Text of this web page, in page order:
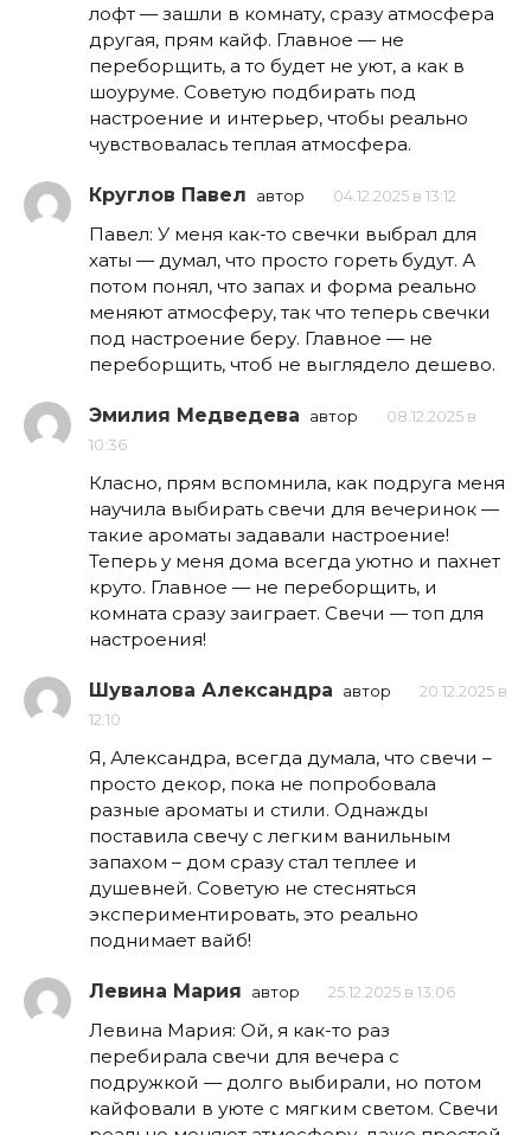
лофт — зашли в комнату, сразу атмосфера
другая, прям кайф. Главное — не
переборщить, а то будет не уют, а как в
шоуруме. Советую подбирать под
настроение и интерьер, чтобы реально
чувствовалась теплая атмосфера.
Круглов Павел автор 04.12.2025 в 13:12
Павел: У меня как-то свечки выбрал для
хаты — думал, что просто гореть будут. А
потом понял, что запах и форма реально
меняют атмосферу, так что теперь свечки
под настроение беру. Главное — не
переборщить, чтоб не выглядело дешево.
Эмилия Медведева автор
08.12.2025 в
10:36
Класно, прям вспомнила, как подруга меня
научила выбирать свечи для вечеринок —
такие ароматы задавали настроение!
Теперь у меня дома всегда уютно и пахнет
круто. Главное — не переборщить, и
комната сразу заиграет. Свечи — топ для
настроения!
Шувалова Александра автор
20.12.2025 в
12:10
Я, Александра, всегда думала, что свечи –
просто декор, пока не попробовала
разные ароматы и стили. Однажды
поставила свечу с легким ванильным
запахом – дом сразу стал теплее и
душевней. Советую не стесняться
экспериментировать, это реально
поднимает вайб!
Левина Мария автор 25.12.2025 в 13:06
Левина Мария: Ой, я как-то раз
перебирала свечи для вечера с
подружкой — долго выбирали, но потом
кайфовали в уюте с мягким светом. Свечи